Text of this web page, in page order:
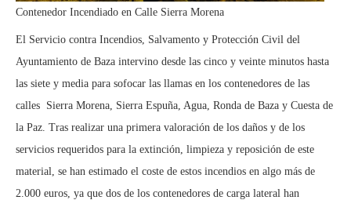
Contenedor Incendiado en Calle Sierra Morena
El Servicio contra Incendios, Salvamento y Protección Civil del
Ayuntamiento de Baza intervino desde las cinco y veinte minutos hasta
las siete y media para sofocar las llamas en los contenedores de las
calles Sierra Morena, Sierra Espuña, Agua, Ronda de Baza y Cuesta de
la Paz. Tras realizar una primera valoración de los daños y de los
servicios requeridos para la extinción, limpieza y reposición de este
material, se han estimado el coste de estos incendios en algo más de
2.000 euros, ya que dos de los contenedores de carga lateral han